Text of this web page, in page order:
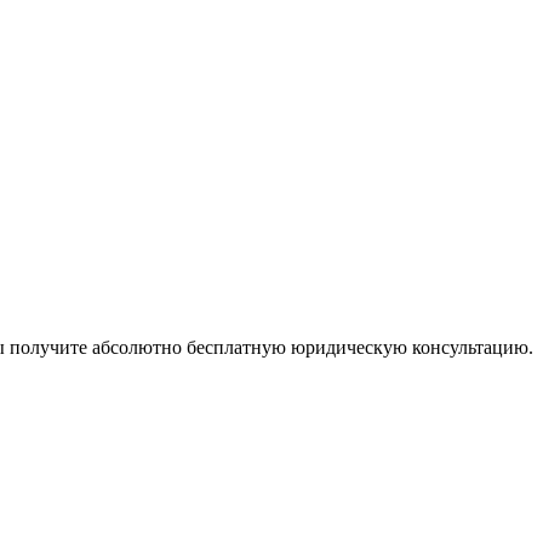
абсолютно бесплатную юридическую консультацию.